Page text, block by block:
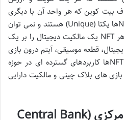
بیت کوین که هر واحد آن با دیگری
یکسان و قابل تعویض است، NFTها یکتا (Unique) هستند و نمی توان
آن ها را با یکدیگر تعویض کرد. هر NFT یک مالکیت دیجیتال را بر یک
قطعه موسیقی، آیتم درون بازی
یا حتی توییت) نشان می دهد. NFTها کاربردهای گسترده ای در حوزه
های بلاک چینی و مالکیت دارایی
ارزهای دیجیتال بانک مرکزی (Central Bank